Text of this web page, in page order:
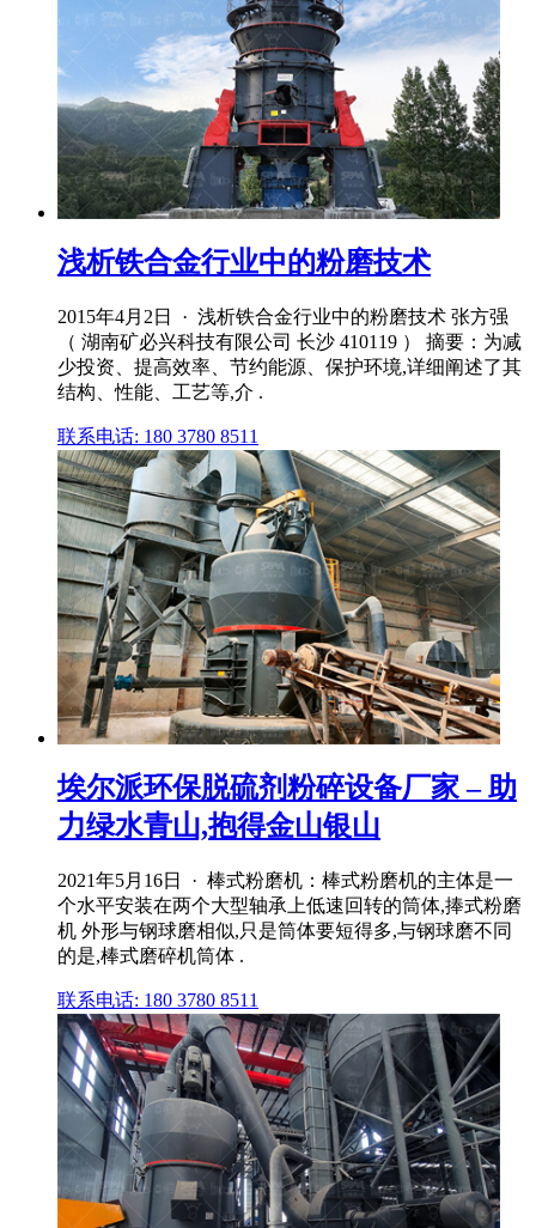
浅析铁合金行业中的粉磨技术
2015年4月2日 · 浅析铁合金行业中的粉磨技术 张方强
（ 湖南矿必兴科技有限公司 长沙 410119 ） 摘要：为减
少投资、提高效率、节约能源、保护环境,详细阐述了其
结构、性能、工艺等,介 .
联系电话: 180 3780 8511
埃尔派环保脱硫剂粉碎设备厂家 – 助
力绿水青山,抱得金山银山
2021年5月16日 · 棒式粉磨机：棒式粉磨机的主体是一
个水平安装在两个大型轴承上低速回转的筒体,捧式粉磨
机 外形与钢球磨相似,只是筒体要短得多,与钢球磨不同
的是,棒式磨碎机筒体 .
联系电话: 180 3780 8511